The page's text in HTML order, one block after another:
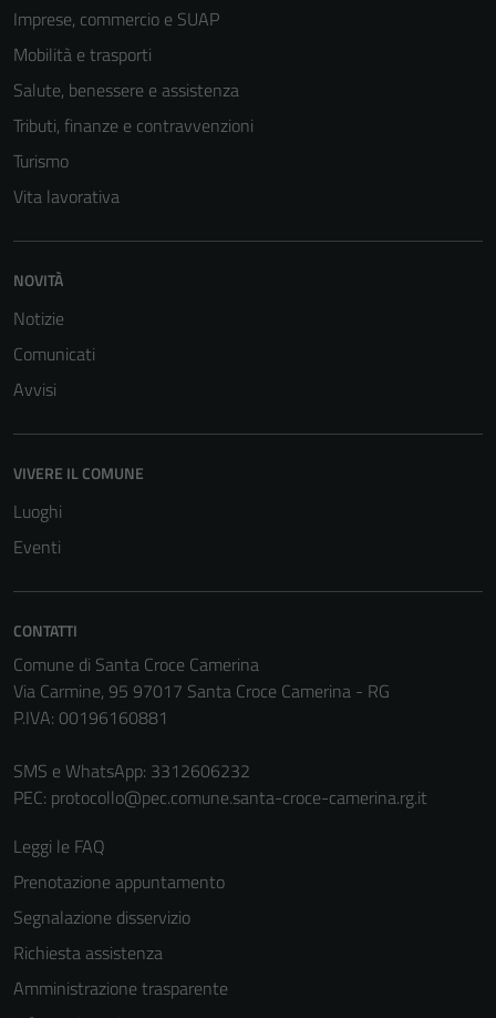
Imprese, commercio e SUAP
Mobilità e trasporti
Salute, benessere e assistenza
Tributi, finanze e contravvenzioni
Turismo
Vita lavorativa
NOVITÀ
Notizie
Comunicati
Avvisi
VIVERE IL COMUNE
Luoghi
Eventi
CONTATTI
Comune di Santa Croce Camerina
Via Carmine, 95 97017 Santa Croce Camerina - RG
P.IVA: 00196160881
SMS e WhatsApp: 3312606232
PEC: protocollo@pec.comune.santa-croce-camerina.rg.it
Leggi le FAQ
Prenotazione appuntamento
Segnalazione disservizio
Richiesta assistenza
Amministrazione trasparente
essere
Questi cookie
sono
(si veda la